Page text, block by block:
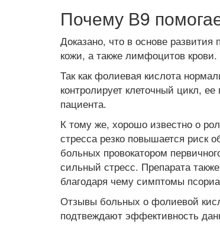
Почему В9
Доказано, что в основе
кожи, а также лимфоцитов крови.
Так как фолиевая кислота
контролирует клеточный цикл,
пациента.
К тому же, хорошо известно о
стресса резко повышается риск
больных провокатором
сильный стресс. Препарата
благодаря чему симптомы
Отзывы больных о фолиевой
подтвеждают эффективность